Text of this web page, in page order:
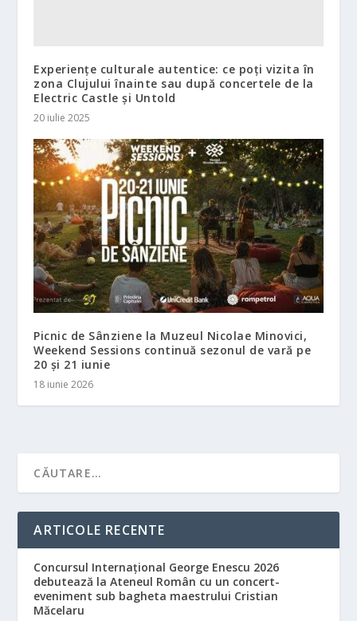
Experiențe culturale autentice: ce poți vizita în
zona Clujului înainte sau după concertele de la
Electric Castle și Untold
20 iulie 2025
Picnic de Sânziene la Muzeul Nicolae Minovici,
Weekend Sessions continuă sezonul de vară pe
20 și 21 iunie
18 iunie 2026
ARTICOLE RECENTE
Concursul Internațional George Enescu 2026
debutează la Ateneul Român cu un concert-
eveniment sub bagheta maestrului Cristian
Măcelaru